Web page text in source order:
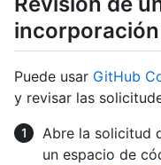
Puede usar GitHub
y revisar las
Abre la solicitud
un espacio de